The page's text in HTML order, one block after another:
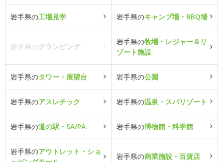
岩手県の工場見学 岩手県のキャンプ場・BBQ場
岩手県のグランピング
岩手県の牧場・レジャー＆リ
ゾート施設
岩手県のタワー・展望台 岩手県の公園
岩手県のアスレチック 岩手県の温泉・スパリゾート
岩手県の道の駅・SA/PA 岩手県の博物館・科学館
岩手県のアウトレット・ショ
岩手県の商業施設・百貨店